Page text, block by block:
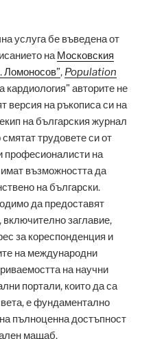
услуга бе въведена от
на Московския
Ломоносов”, Population
кардиология” авторите не
версия на ръкописа си на
на българския журнал
трудовете си от
професионалисти на
възможността да
на български.
да предоставят
заглавие,
за кореспонденция и
на международни
на научни
портали, които да са
е фундаментално
пълноценна достъпност
мащаб.